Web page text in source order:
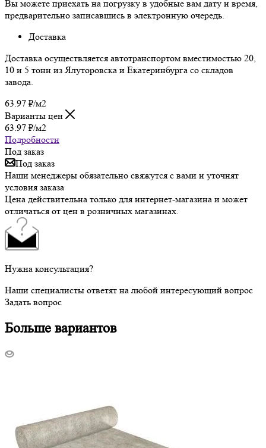
Вы можете приехать на погрузку в удобные вам дату и время,
предварительно записавшись в электронную очередь.
Доставка
Доставка осуществляется автотранспортом вместимостью 20,
10 и 5 тонн из Ялуторовска и Екатеринбурга со складов
завода.
63.97 ₽/м2
Варианты цен
63.97 ₽/м2
Подробности
Под заказ
Под заказ
Наши менеджеры обязательно свяжутся с вами и уточнят
условия заказа
Цена действительна только для интернет-магазина и может
отличаться от цен в розничных магазинах.
Нужна консультация?
Наши специалисты ответят на любой интересующий вопрос
Задать вопрос
Больше вариантов